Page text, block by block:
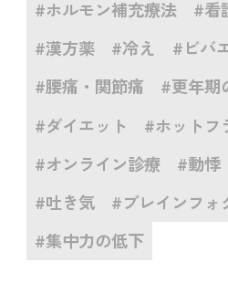
#ホルモン補充療法
#看
#漢方薬
#冷え
#ビバ
#腰痛・関節痛
#更年期
#ダイエット
#ホットフ
#オンライン診療
#動悸
#吐き気
#ブレインフォ
#集中力の低下